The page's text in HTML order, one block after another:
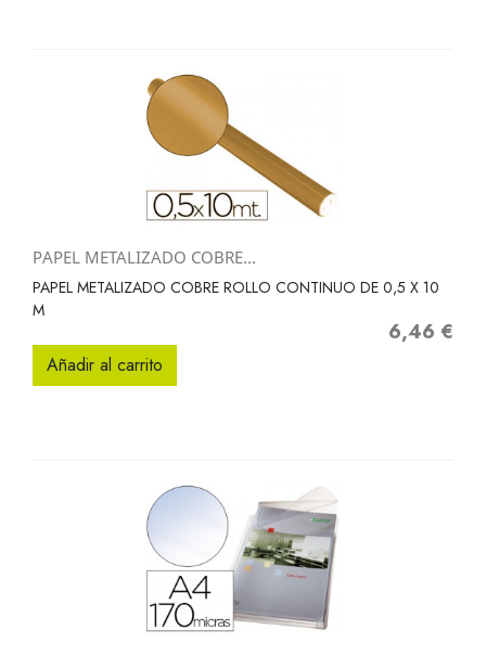
PAPEL METALIZADO COBRE...
PAPEL METALIZADO COBRE ROLLO CONTINUO DE 0,5 X 10
M
Precio
6,46 €
Añadir al carrito